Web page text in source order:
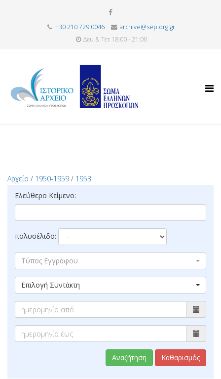
+30 210 729 0046
archive@sep.org.gr
Δευ & Τετ 18:00 - 21:00
Αρχείο / 1950-1959 / 1953
Ελεύθερο Κείμενο:
πολυσέλιδο:
Τύπος Εγγράφου
Επιλογή Συντάκτη
Αναζήτηση Καθαρισμός